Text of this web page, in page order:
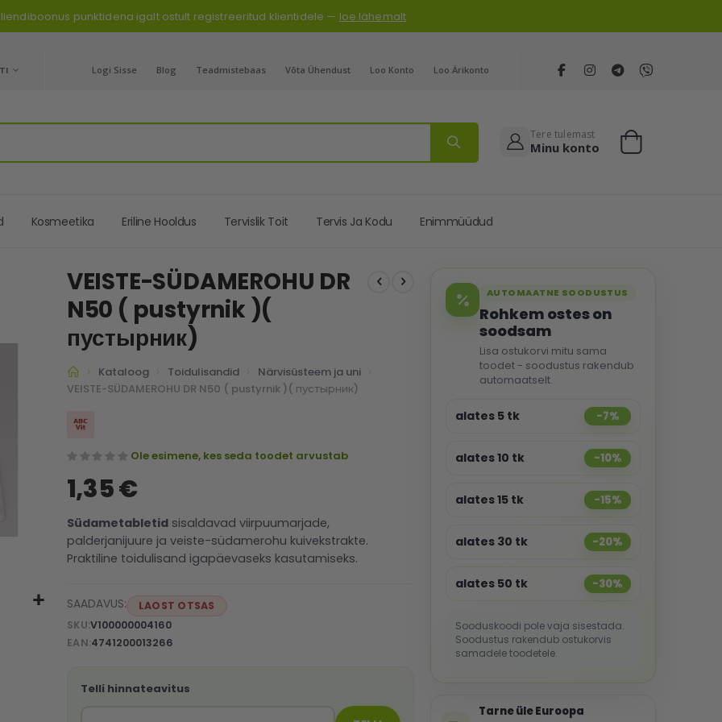
punktidena igalt ostult registreeritud klientidele — loe lähemalt
Loo Ärikonto
Logi Sisse Blog Teadmistebaas Võta Ühendust Loo Konto
Tere tulemast
Minu konto Cart
Kosmeetika Eriline Hooldus Tervislik Toit Tervis Ja Kodu Enimmüüdud
VEISTE-SÜDAMEROHU DR
N50 ( pustyrnik )(
пустырник)
Kataloog Toidulisandid
Närvisüsteem ja uni
VEISTE-SÜDAMEROHU DR N50 ( pustyrnik )( пустырник)
Ole esimene, kes seda toodet arvustab
1,35 €
Südametabletidsisaldavad viirpuumarjade,
palderjanijuure ja veiste-südamerohu kuivekstrakte.
Praktiline toidulisand igapäevaseks kasutamiseks.
SAADAVUS:
LAOST OTSAS
SKU V100000004160
EAN 4741200013266
Telli hinnateavitus
AUTOMAATNE SOODUSTUS
Rohkem ostes on
soodsam
Lisa ostukorvi mitu sama
toodet - soodustus rakendub
automaatselt.
alates 5 tk -7%
alates 10 tk -10%
alates 15 tk -15%
alates 30 tk -20%
alates 50 tk -30%
Sooduskoodi pole vaja sisestada.
Soodustus rakendub ostukorvis
samadele toodetele.
Tarne üle Euroopa